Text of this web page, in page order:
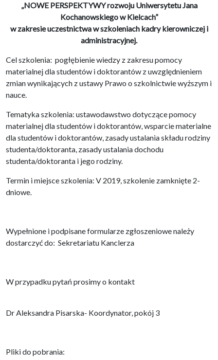
„NOWE PERSPEKTYWY rozwoju Uniwersytetu Jana
Kochanowskiego w Kielcach”
w zakresie uczestnictwa w szkoleniach kadry kierowniczej i
administracyjnej.
Cel szkolenia: pogłębienie wiedzy z zakresu pomocy
materialnej dla studentów i doktorantów z uwzględnieniem
zmian wynikających z ustawy Prawo o szkolnictwie wyższym i
nauce.
Tematyka szkolenia: ustawodawstwo dotyczące pomocy
materialnej dla studentów i doktorantów, wsparcie materialne
dla studentów i doktorantów, zasady ustalania składu rodziny
studenta/doktoranta, zasady ustalania dochodu
studenta/doktoranta i jego rodziny.
Termin i miejsce szkolenia: V 2019, szkolenie zamknięte 2-
dniowe.
Wypełnione i podpisane formularze zgłoszeniowe należy
dostarczyć do: Sekretariatu Kanclerza
W przypadku pytań prosimy o kontakt
Dr Aleksandra Pisarska- Koordynator, pokój 3
Pliki do pobrania: